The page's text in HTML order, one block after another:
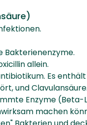
Bakterienenzyme.
allein.
Es
und
Enzyme (Beta-
machen